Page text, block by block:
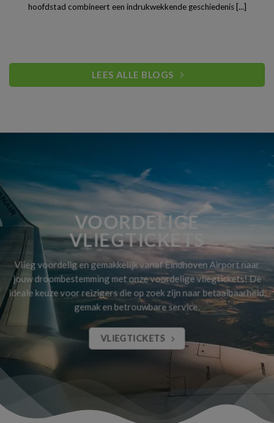
hoofdstad combineert een indrukwekkende geschiedenis [...]
LEES ALLE BLOGS
VOORDELIGE
VLIEGTICKETS
Vlieg voordelig en gemakkelijk vanaf Eindhoven Airport naar
jouw droombestemming met onze voordelige vliegtickets! De
ideale keuze voor reizigers die op zoek zijn naar betaalbaarheid,
gemak en betrouwbare service.
VLIEGTICKETS